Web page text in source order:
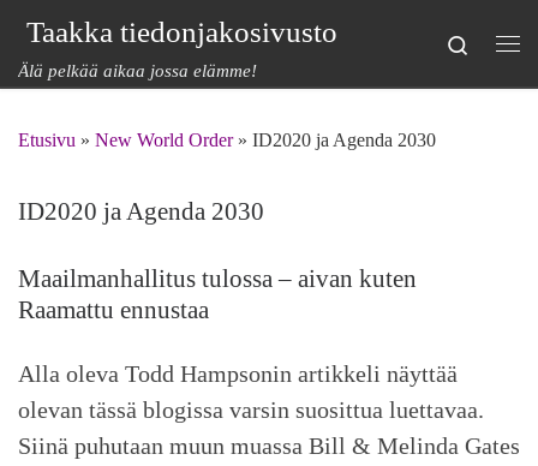
Skip to content
Taakka tiedonjakosivusto
Älä pelkää aikaa jossa elämme!
Search
Etusivu » New World Order » ID2020 ja Agenda 2030
ID2020 ja Agenda 2030
Maailmanhallitus tulossa – aivan kuten
Raamattu ennustaa
Alla oleva Todd Hampsonin artikkeli näyttää
olevan tässä blogissa varsin suosittua luettavaa.
Siinä puhutaan muun muassa Bill & Melinda Gates